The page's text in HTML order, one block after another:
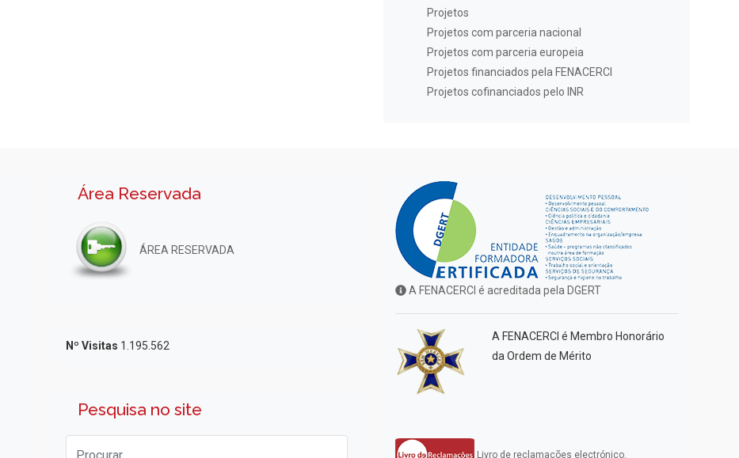
Projetos
Projetos com parceria nacional
Projetos com parceria europeia
Projetos financiados pela FENACERCI
Projetos cofinanciados pelo INR
Área Reservada
ÁREA RESERVADA
Nº Visitas 1.195.562
Pesquisa no site
A FENACERCI é acreditada pela DGERT
A FENACERCI é Membro Honorário
da Ordem de Mérito
Livro de reclamações electrónico.